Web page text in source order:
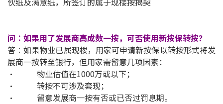
楼按专栏
按揭百科
实时银行资讯
问︰如果用了发展商高成数一按，可否使用新按保转按？
答︰如果物业已属现楼，用家可申请新按保以转按形式将发
展商一按转至银行，但用家需留意几项因素：
• 物业估值在1000万或以下；
• 转按不可涉及套现；
• 留意发展商一按有否或已否过罚息期。